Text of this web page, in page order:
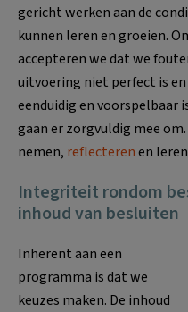
gericht werken aan de
kunnen leren en groeien.
accepteren we dat we
uitvoering niet perfect is
eenduidig en voorspelbaar
gaan er zorgvuldig mee
nemen, reflecterenen
Integriteit rondom
inhoud van besluiten
Inherent aan een
programma is dat we
keuzes maken. De inhoud